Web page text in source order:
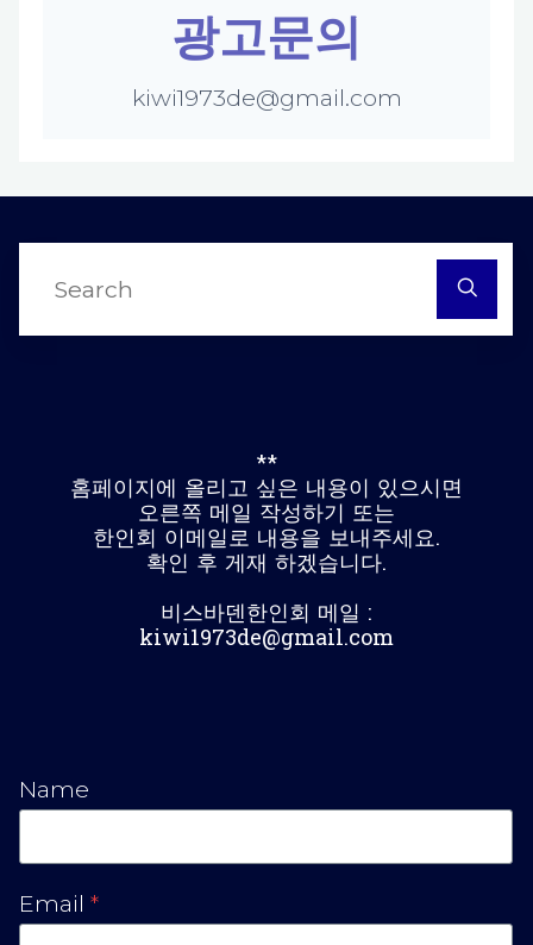
광고문의
kiwi1973de@gmail.com
**
홈페이지에 올리고 싶은 내용이 있으시면
오른쪽 메일 작성하기 또는
한인회 이메일로 내용을 보내주세요.
확인 후 게재 하겠습니다.
비스바덴한인회 메일 :
kiwi1973de@gmail.com
Name
Email *